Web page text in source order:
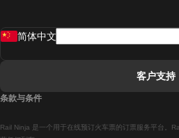
Rail Ninja 是一个用于在线预订火车票的订票服务平台。
简体中文
客户支持
条款与条件